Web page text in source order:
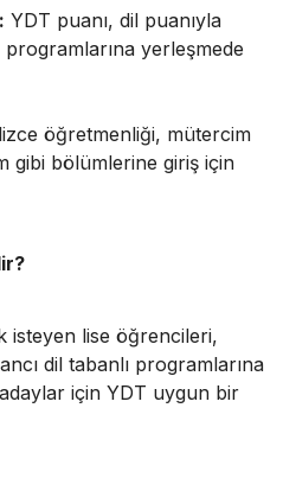
YDT puanı, dil puanıyla
yerleşmede
öğretmenliği, mütercim
gibi bölümlerine giriş için
isteyen lise öğrencileri,
dil tabanlı programlarına
için YDT uygun bir